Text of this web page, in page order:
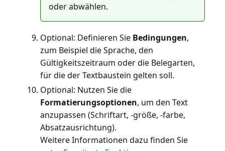
oder abwählen.
Optional: Definieren Sie Bedingungen,
zum Beispiel die Sprache, den
Gültigkeitszeitraum oder die Belegarten,
für die der Textbaustein gelten soll.
Optional: Nutzen Sie die
Formatierungsoptionen, um den Text
anzupassen (Schriftart, -größe, -farbe,
Absatzausrichtung).
Weitere Informationen dazu finden Sie